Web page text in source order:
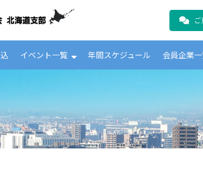
公益財団法人日本ICTテレコムユー
イベント一覧 年間スケジュール 会員企業